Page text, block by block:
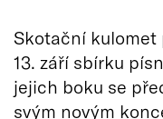
Skotační kulomet
13. září sbírku
jejich boku se
svým novým